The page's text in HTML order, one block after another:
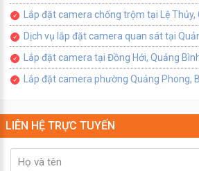
Lắp đặt camera chống trộm tại Lệ Thủy,
Dịch vụ lắp đặt camera quan sát tại
Lắp đặt camera tại Đồng Hới, Quảng
Lắp đặt camera phường Quảng Phong,
LIÊN HỆ TRỰC TUYẾN